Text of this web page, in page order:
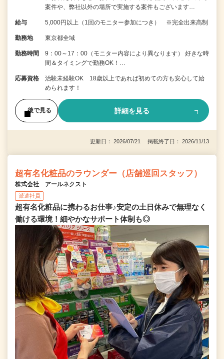
案件や、弊社以外の場所で実施する案件もございます…
給与 5,000円以上（1回のモニター参加につき） ※完全出来高制
勤務地 東京都全域
勤務時間
9：00～17：00（モニター内容により異なります） 好きな時
間＆タイミングで勤務OK！…
応募資格
治験未経験OK 18歳以上であれば初めての方も安心して始
められます！
後で見る 詳細を見る
更新日： 2026/07/21 掲載終了日： 2026/11/13
超有名化粧品のラウンダー（店舗巡回スタッフ）
株式会社 アールネクスト
派遣社員
超有名化粧品に携わるお仕事♪安定の土日休みで無理なく
働ける環境！細やかなサポート体制も◎